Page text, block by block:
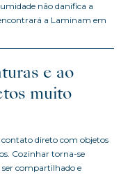
não danifica a
a Laminam em
e ao
muito
direto com objetos
Cozinhar torna-se
compartilhado e